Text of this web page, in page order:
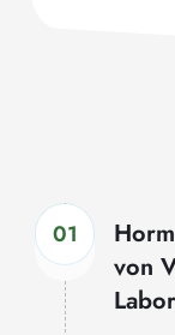
01
von